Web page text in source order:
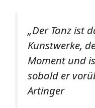
„Der Tanz ist
Kunstwerke,
Moment und
sobald er
Artinger